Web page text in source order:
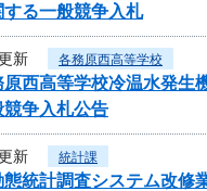
る一般競争入札
新 各務原西高等学校
西高等学校冷温水発生
争入札公告
新 統計課
統計調査システム改修